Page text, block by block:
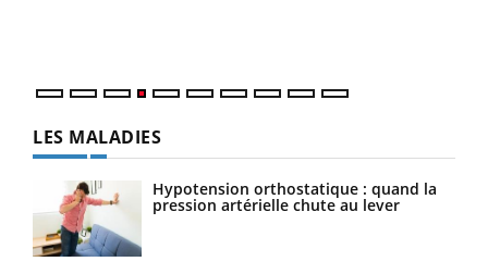
LES MALADIES
Hypotension orthostatique : quand la
pression artérielle chute au lever